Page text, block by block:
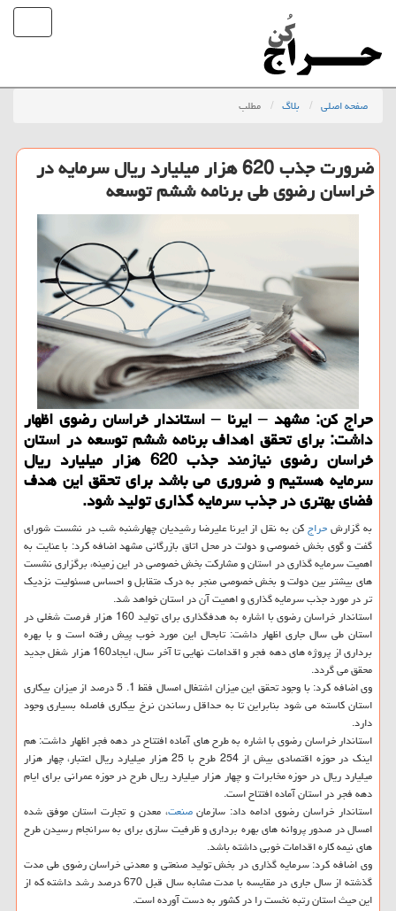
صفحه اصلی بلاگ مطلب
ضرورت جذب 620 هزار میلیارد ریال سرمایه در
خراسان رضوی طی برنامه ششم توسعه
حراج كن: مشهد – ایرنا – استاندار خراسان رضوی اظهار
داشت: برای تحقق اهداف برنامه ششم توسعه در استان
خراسان رضوی نیازمند جذب 620 هزار میلیارد ریال
سرمایه هستیم و ضروری می باشد برای تحقق این هدف
فضای بهتری در جذب سرمایه گذاری تولید شود.
به گزارشحراجكن به نقل از ایرنا علیرضا رشیدیان چهارشنبه شب در نشست شورای
گفت و گوی بخش خصوصی و دولت در محل اتاق بازرگانی مشهد اضافه كرد: با عنایت به
اهمیت سرمایه گذاری در استان و مشاركت بخش خصوصی در این زمینه، برگزاری نشست
های بیشتر بین دولت و بخش خصوصی منجر به درك متقابل و احساس مسئولیت نزدیك
تر در مورد جذب سرمایه گذاری و اهمیت آن در استان خواهد شد.
استاندار خراسان رضوی با اشاره به هدفگذاری برای تولید 160 هزار فرصت شغلی در
استان طی سال جاری اظهار داشت: تابحال این مورد خوب پیش رفته است و با بهره
برداری از پروژه های دهه فجر و اقدامات نهایی تا آخر سال، ایجاد160 هزار شغل جدید
محقق می گردد.
وی اضافه كرد: با وجود تحقق این میزان اشتغال امسال فقط 1. 5 درصد از میزان بیكاری
استان كاسته می شود بنابراین تا به حداقل رساندن نرخ بیكاری فاصله بسیاری وجود
دارد.
استاندار خراسان رضوی با اشاره به طرح های آماده افتتاح در دهه فجر اظهار داشت: هم
اینك در حوزه اقتصادی بیش از 254 طرح با 25 هزار میلیارد ریال اعتبار، چهار هزار
میلیارد ریال در حوزه مخابرات و چهار هزار میلیارد ریال طرح در حوزه عمرانی برای ایام
دهه فجر در استان آماده افتتاح است.
استاندار خراسان رضوی ادامه داد: سازمانصنعت، معدن و تجارت استان موفق شده
امسال در صدور پروانه های بهره برداری و ظرفیت سازی برای به سرانجام رسیدن طرح
های نیمه كاره اقدامات خوبی داشته باشد.
وی اضافه كرد: سرمایه گذاری در بخش تولید صنعتی و معدنی خراسان رضوی طی مدت
گذشته از سال جاری در مقایسه با مدت مشابه سال قبل 670 درصد رشد داشته كه از
این حیث استان رتبه نخست را در كشور به دست آورده است.